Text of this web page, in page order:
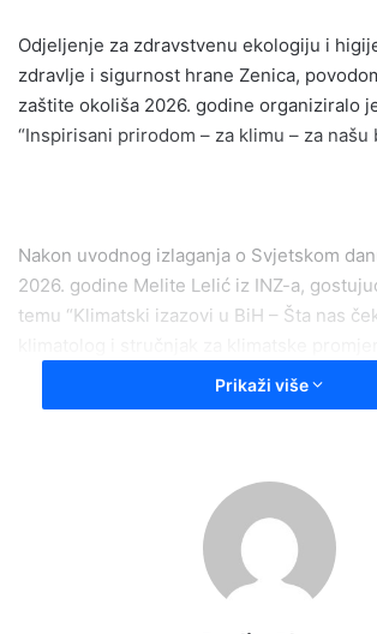
Odjeljenje za zdravstvenu ekologiju i
zdravlje i sigurnost hrane Zenica,
zaštite okoliša 2026. godine organiziralo
“Inspirisani prirodom – za klimu – za našu
Nakon uvodnog izlaganja o Svjetskom
2026. godine Melite Lelić iz INZ-a,
temu “Klimatski izazovi u BiH – Šta nas
hidrometeorološkog zavoda Bakir
– Klimatske promjene više nisu neka
realnost i svakodnevica i u Bosni i
graditi društvo otpornije na klimatske
zadaća ne samo klimatologa nego i svih
Prikaži više